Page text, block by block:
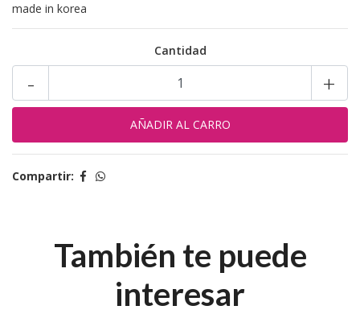
made in korea
Cantidad
+
-
Compartir:
También te puede
interesar